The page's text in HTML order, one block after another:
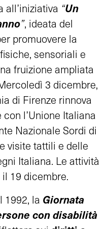
all’iniziativa “Un
”, ideata del
promuovere la
sensoriali e
fruizione ampliata
3 dicembre,
di Firenze rinnova
l’Unione Italiana
Nazionale Sordi di
visite tattili e delle
Italiana. Le attività
il 19 dicembre.
1992, la Giornata
con disabilità